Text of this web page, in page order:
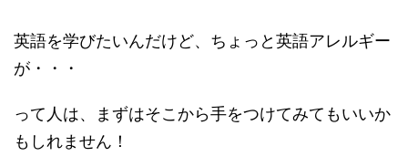
英語を学びたいんだけど、ちょっと英語アレルギー
が・・・
って人は、まずはそこから手をつけてみてもいいか
もしれません！